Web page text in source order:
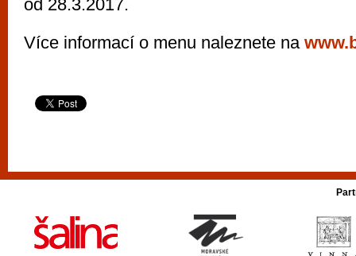
od 28.3.2017.
Více informací o menu naleznete na